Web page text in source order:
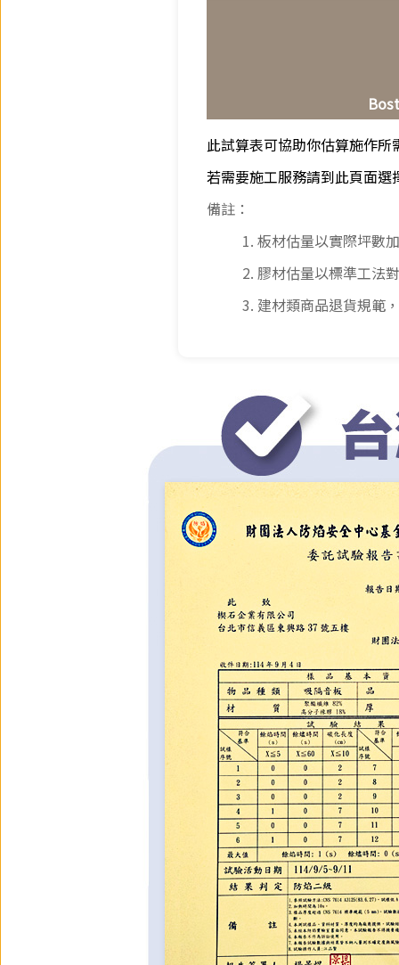
此試算表可協助你估算施作
若需要施工服務請到此頁面選
備註：
1. 板材估量以實際坪數
2. 膠材估量以標準工法
3. 建材類商品退貨規範